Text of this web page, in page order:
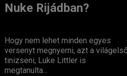
Nuke Rijádban?
Hogy nem lehet minden egyes
versenyt megnyerni, azt a
tinizseni, Luke Littler is
megtanulta...